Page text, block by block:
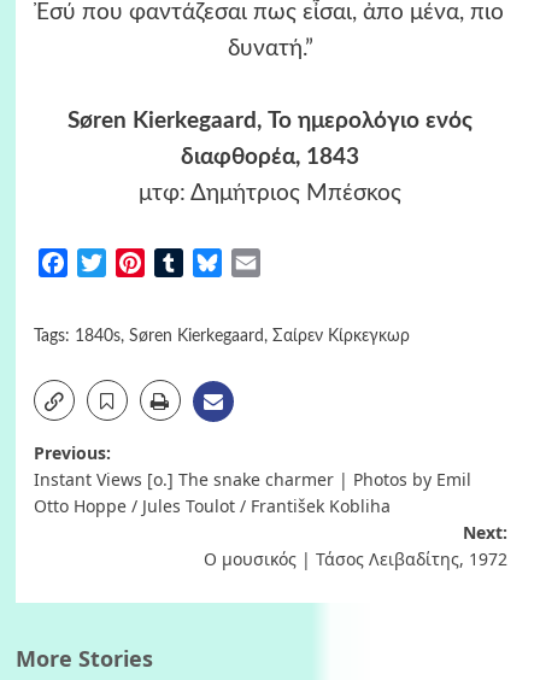
Ἐσύ που φαντάζεσαι πως εἶσαι, ἀπο μένα, πιο
δυνατή.”
Søren Kierkegaard, Το ημερολόγιο ενός
διαφθορέα, 1843
μτφ: Δημήτριος Μπέσκος
FacebookTwitterPinterestTumblrBluesky
Tags: 1840s, Søren Kierkegaard , Σαίρεν Κίρκεγκωρ
Post
navigation
Previous:
Instant Views [o.] The snake charmer | Photos by Emil
Otto Hoppe / Jules Toulot / František Kobliha
Next:
Ο μουσικός | Τάσος Λειβαδίτης, 1972
More Stories